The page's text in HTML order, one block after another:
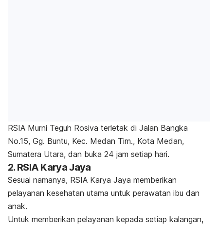
RSIA Murni Teguh Rosiva terletak di Jalan Bangka
No.15, Gg. Buntu, Kec. Medan Tim., Kota Medan,
Sumatera Utara, dan buka 24 jam setiap hari.
2. RSIA Karya Jaya
Sesuai namanya, RSIA Karya Jaya memberikan
pelayanan kesehatan utama untuk perawatan ibu dan
anak.
Untuk memberikan pelayanan kepada setiap kalangan,